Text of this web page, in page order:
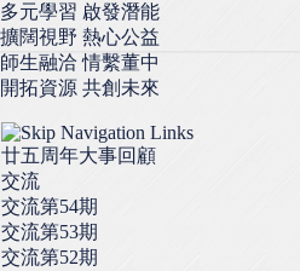
多元學習 啟發潛能
擴闊視野 熱心公益
師生融洽 情繫董中
開拓資源 共創未來
廿五周年大事回顧
交流
交流第54期
交流第53期
交流第52期